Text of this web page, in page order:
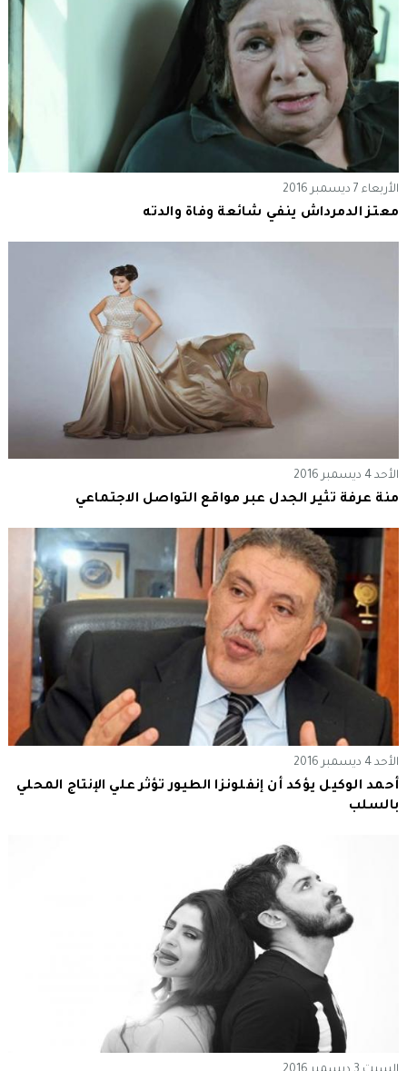
الأربعاء 7 ديسمبر 2016
معتز الدمرداش ينفي شائعة وفاة والدته
الأحد 4 ديسمبر 2016
منة عرفة تثير الجدل عبر مواقع التواصل الاجتماعي
الأحد 4 ديسمبر 2016
أحمد الوكيل يؤكد أن إنفلونزا الطيور تؤثر علي الإنتاج المحلي
بالسلب